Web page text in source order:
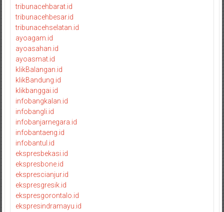
tribunacehbarat.id
tribunacehbesar.id
tribunacehselatan.id
ayoagam.id
ayoasahan.id
ayoasmat.id
klikBalangan.id
klikBandung.id
klikbanggai.id
infobangkalan.id
infobangli.id
infobanjarnegara.id
infobantaeng.id
infobantul.id
ekspresbekasi.id
ekspresbone.id
eksprescianjur.id
ekspresgresik.id
ekspresgorontalo.id
ekspresindramayu.id